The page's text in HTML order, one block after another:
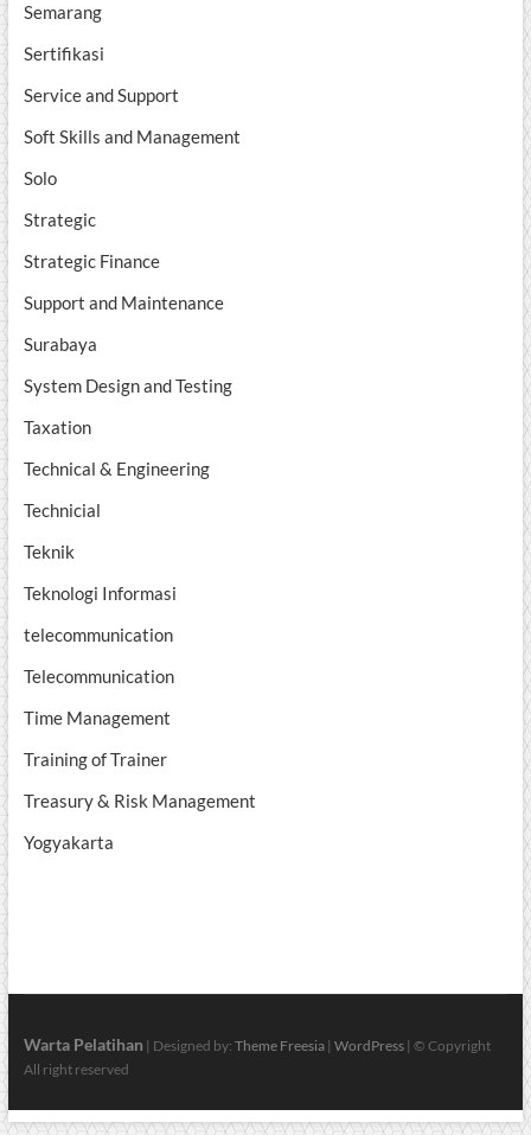
Semarang
Sertifikasi
Service and Support
Soft Skills and Management
Solo
Strategic
Strategic Finance
Support and Maintenance
Surabaya
System Design and Testing
Taxation
Technical & Engineering
Technicial
Teknik
Teknologi Informasi
telecommunication
Telecommunication
Time Management
Training of Trainer
Treasury & Risk Management
Yogyakarta
Warta Pelatihan | Designed by: Theme Freesia| WordPress| © Copyright
All right reserved